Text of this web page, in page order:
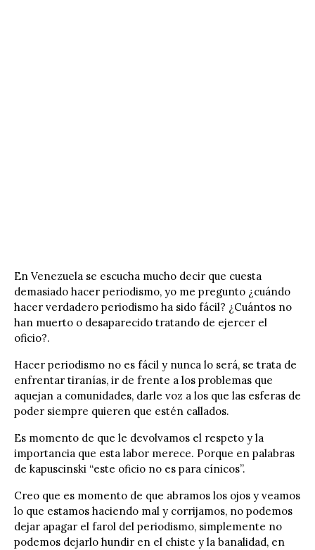
En Venezuela se escucha mucho decir que cuesta
demasiado hacer periodismo, yo me pregunto ¿cuándo
hacer verdadero periodismo ha sido fácil? ¿Cuántos no
han muerto o desaparecido tratando de ejercer el
oficio?.
Hacer periodismo no es fácil y nunca lo será, se trata de
enfrentar tiranías, ir de frente a los problemas que
aquejan a comunidades, darle voz a los que las esferas de
poder siempre quieren que estén callados.
Es momento de que le devolvamos el respeto y la
importancia que esta labor merece. Porque en palabras
de kapuscinski “este oficio no es para cínicos”.
Creo que es momento de que abramos los ojos y veamos
lo que estamos haciendo mal y corrijamos, no podemos
dejar apagar el farol del periodismo, simplemente no
podemos dejarlo hundir en el chiste y la banalidad, en